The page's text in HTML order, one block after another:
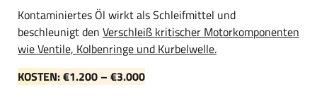
Kontaminiertes Öl wirkt als Schleifmittel und
beschleunigt den Verschleiß kritischer Motorkomponenten
wie Ventile, Kolbenringe und Kurbelwelle.
KOSTEN: €1.200 – €3.000